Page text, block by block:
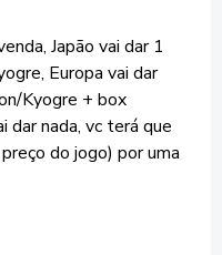
Japão vai dar 1
Europa vai dar
Kyogre + box
dar nada, vc terá que
do jogo) por uma